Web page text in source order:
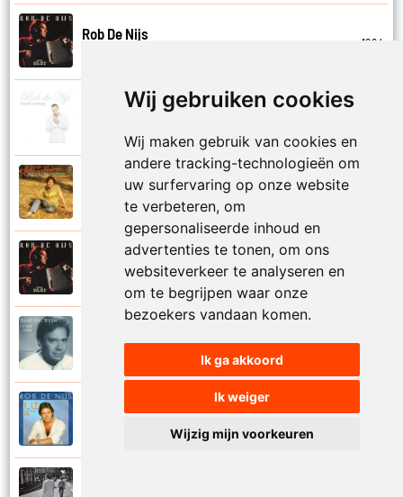
Wij gebruiken cookies
Wij maken gebruik van cookies en
andere tracking-technologieën om
uw surfervaring op onze website
te verbeteren, om
gepersonaliseerde inhoud en
advertenties te tonen, om ons
websiteverkeer te analyseren en
om te begrijpen waar onze
bezoekers vandaan komen.
Ik ga akkoord
Ik weiger
Wijzig mijn voorkeuren
Rob De Nijs
1994
Rob De Nijs
Rob De Nijs
Kleine man
Rob De Nijs
Kleine ster
Rob De Nijs